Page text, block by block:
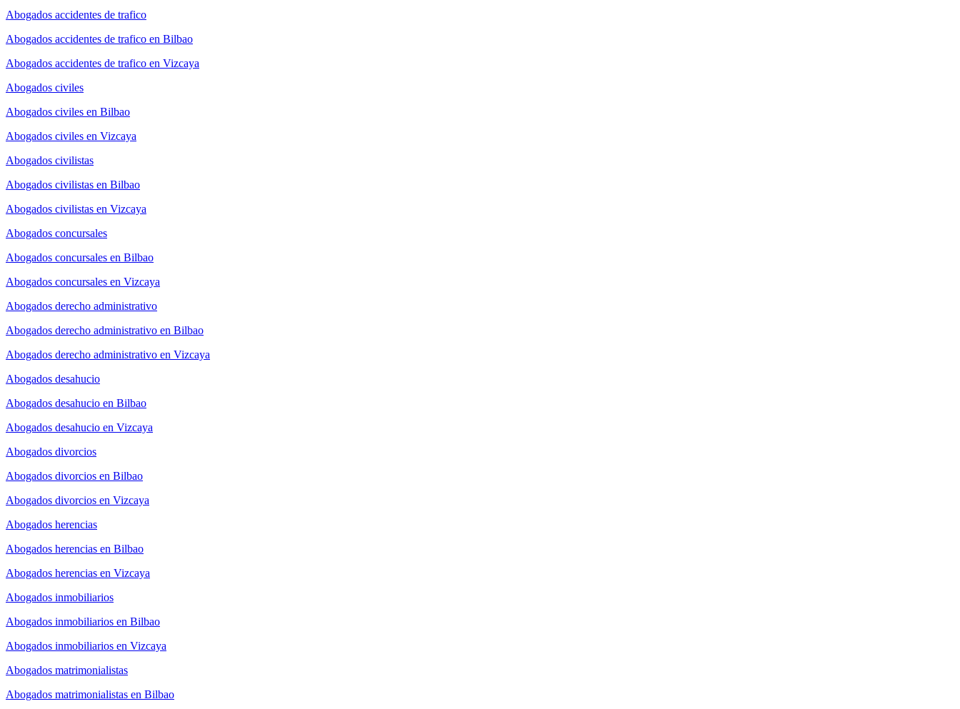
Abogados accidentes de trafico
Abogados accidentes de trafico en Bilbao
Abogados accidentes de trafico en Vizcaya
Abogados civiles
Abogados civiles en Bilbao
Abogados civiles en Vizcaya
Abogados civilistas
Abogados civilistas en Bilbao
Abogados civilistas en Vizcaya
Abogados concursales
Abogados concursales en Bilbao
Abogados concursales en Vizcaya
Abogados derecho administrativo
Abogados derecho administrativo en Bilbao
Abogados derecho administrativo en Vizcaya
Abogados desahucio
Abogados desahucio en Bilbao
Abogados desahucio en Vizcaya
Abogados divorcios
Abogados divorcios en Bilbao
Abogados divorcios en Vizcaya
Abogados herencias
Abogados herencias en Bilbao
Abogados herencias en Vizcaya
Abogados inmobiliarios
Abogados inmobiliarios en Bilbao
Abogados inmobiliarios en Vizcaya
Abogados matrimonialistas
Abogados matrimonialistas en Bilbao